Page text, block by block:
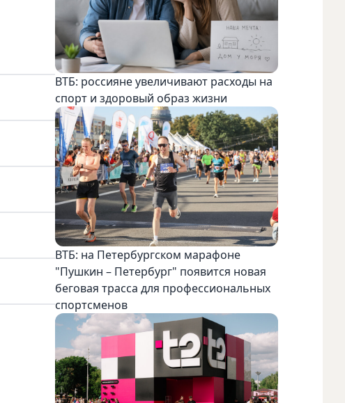
ВТБ: россияне увеличивают расходы на
спорт и здоровый образ жизни
ВТБ: на Петербургском марафоне
"Пушкин – Петербург" появится новая
беговая трасса для профессиональных
спортсменов